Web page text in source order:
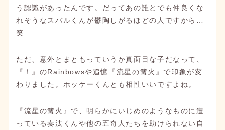
う認識があったんです。だってあの誰とでも仲良くな
れそうなスバルくんが鬱陶しがるほどの人ですから…
笑
ただ、意外とまともっていうか真面目な子だなって、
『！』のRainbowsや追憶『流星の篝火』で印象が変
わりました。ホッケーくんとも相性いいですよね。
『流星の篝火』で、明らかにいじめのようなものに遭
っている奏汰くんや他の五奇人たちを助けられない自